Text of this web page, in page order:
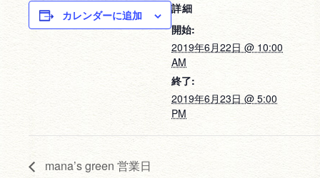
カレンダーに追加
詳細
開始:
2019年6月22日 @ 10:00
AM
終了:
2019年6月23日 @ 5:00
PM
mana’s green 営業日